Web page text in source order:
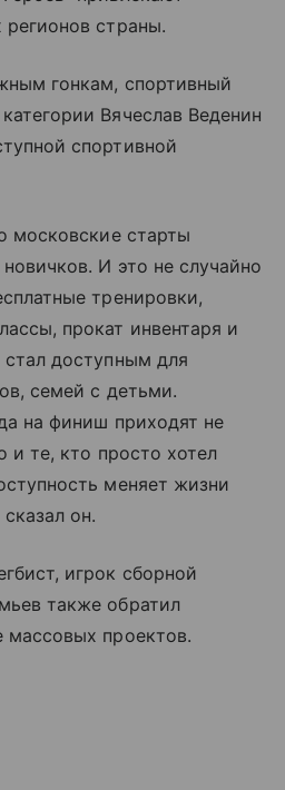
регионов страны.
гонкам, спортивный
Вячеслав Веденин
спортивной
московские старты
И это не случайно
тренировки,
прокат инвентаря и
доступным для
семей с детьми.
на финиш приходят не
и те, кто просто хотел
меняет жизни
он.
игрок сборной
также обратил
массовых проектов.